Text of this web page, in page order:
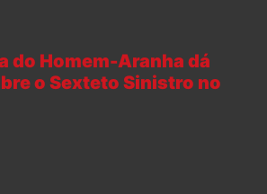
do Homem-Aranha dá
o Sexteto Sinistro no